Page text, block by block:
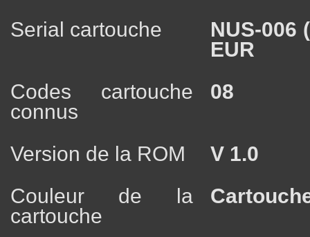
Serial cartouche
NUS-006
EUR
Codes cartouche
connus
08
Version de la ROM
V 1.0
Couleur de la
cartouche